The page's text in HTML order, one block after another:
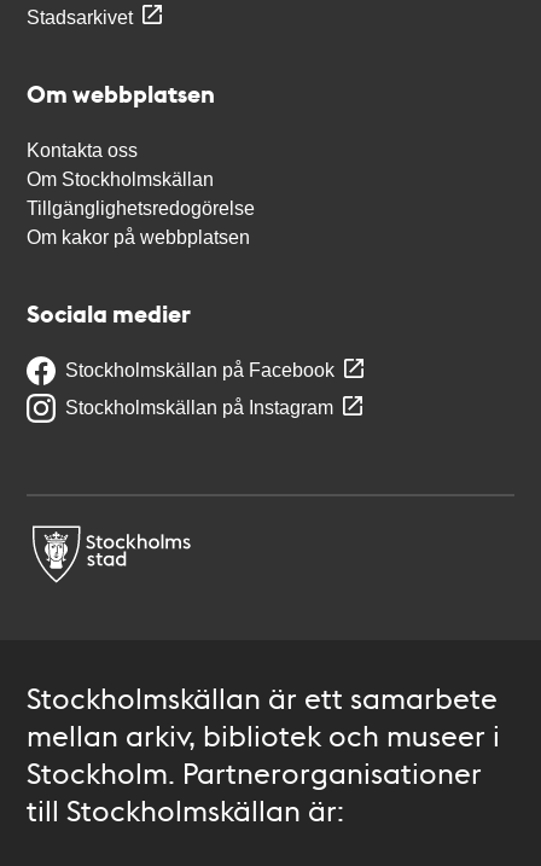
Stadsarkivet
Om webbplatsen
Kontakta oss
Om Stockholmskällan
Tillgänglighetsredogörelse
Om kakor på webbplatsen
Sociala medier
Stockholmskällan på Facebook
Stockholmskällan på Instagram
Stockholmskällan är ett samarbete
mellan arkiv, bibliotek och museer i
Stockholm. Partnerorganisationer
till Stockholmskällan är: